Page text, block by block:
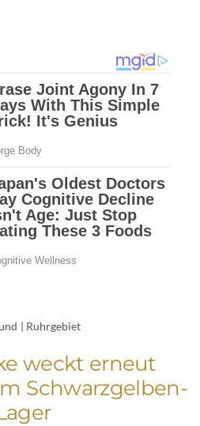
| Ruhrgebiet
weckt erneut
Schwarzgelben-